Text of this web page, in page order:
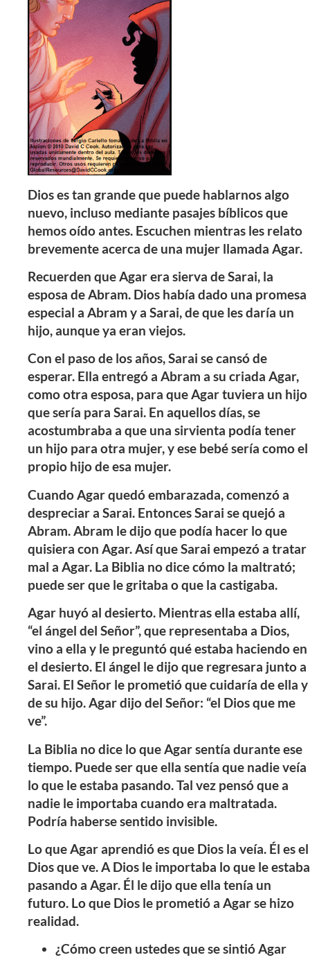
Dios es tan grande que puede hablarnos algo
nuevo, incluso mediante pasajes bíblicos que
hemos oído antes. Escuchen mientras les relato
brevemente acerca de una mujer llamada Agar.
Recuerden que Agar era sierva de Sarai, la
esposa de Abram. Dios había dado una promesa
especial a Abram y a Sarai, de que les daría un
hijo, aunque ya eran viejos.
Con el paso de los años, Sarai se cansó de
esperar. Ella entregó a Abram a su criada Agar,
como otra esposa, para que Agar tuviera un hijo
que sería para Sarai. En aquellos días, se
acostumbraba a que una sirvienta podía tener
un hijo para otra mujer, y ese bebé sería como el
propio hijo de esa mujer.
Cuando Agar quedó embarazada, comenzó a
despreciar a Sarai. Entonces Sarai se quejó a
Abram. Abram le dijo que podía hacer lo que
quisiera con Agar. Así que Sarai empezó a tratar
mal a Agar. La Biblia no dice cómo la maltrató;
puede ser que le gritaba o que la castigaba.
Agar huyó al desierto. Mientras ella estaba allí,
“el ángel del Señor”, que representaba a Dios,
vino a ella y le preguntó qué estaba haciendo en
el desierto. El ángel le dijo que regresara junto a
Sarai. El Señor le prometió que cuidaría de ella y
de su hijo. Agar dijo del Señor: “el Dios que me
ve”.
La Biblia no dice lo que Agar sentía durante ese
tiempo. Puede ser que ella sentía que nadie veía
lo que le estaba pasando. Tal vez pensó que a
nadie le importaba cuando era maltratada.
Podría haberse sentido invisible.
Lo que Agar aprendió es que Dios la veía. Él es el
Dios que ve. A Dios le importaba lo que le estaba
pasando a Agar. Él le dijo que ella tenía un
futuro. Lo que Dios le prometió a Agar se hizo
realidad.
¿Cómo creen ustedes que se sintió Agar